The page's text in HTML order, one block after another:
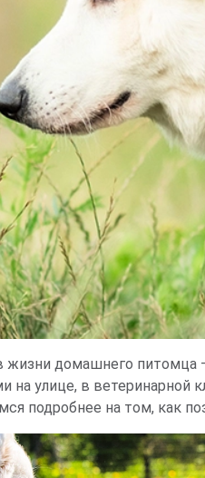
домашнего питомца
на улице, в
подробнее на том, как